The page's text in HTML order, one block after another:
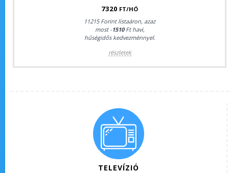
7320 FT/HÓ
11215 Forint listaáron, azaz
most -1510Ft havi,
hűségidős kedvezménnyel.
részletek
TELEVÍZIÓ